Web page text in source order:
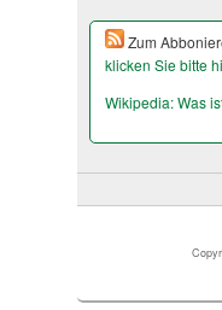
Zum
klicken Sie bitte
Wikipedia: Was